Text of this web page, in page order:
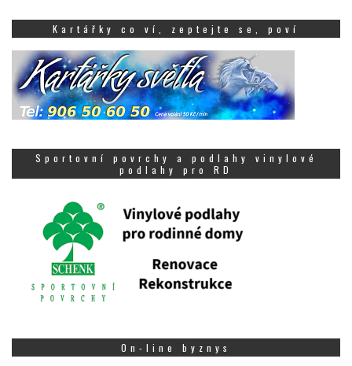
Kartářky co ví, zeptejte se, poví
Sportovní povrchy a podlahy vinylové
podlahy pro RD
On-line byznys